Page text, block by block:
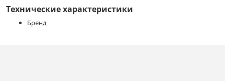
Технические характеристики
Бренд